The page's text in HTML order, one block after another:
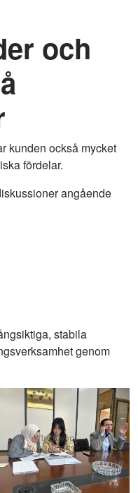
och
kunden också mycket
fördelar.
angående
stabila
genom